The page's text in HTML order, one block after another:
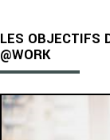
LES OBJECTIFS
@WORK